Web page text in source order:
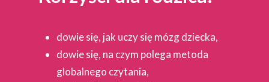
dowie się, jak uczy się mózg dziecka,
dowie się, na czym polega metoda
globalnego czytania,